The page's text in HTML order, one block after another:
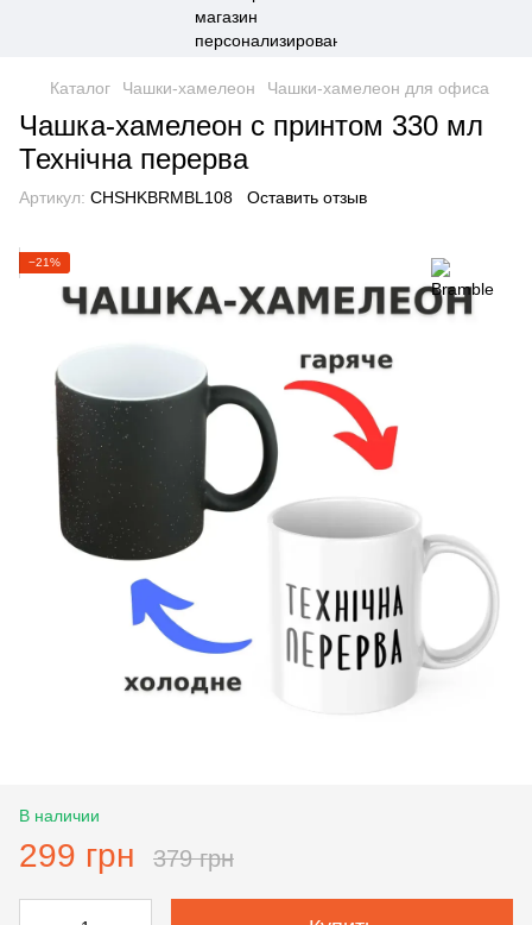
Каталог Чашки-хамелеон Чашки-хамелеон для офиса
Чашка-хамелеон с принтом 330 мл
Технічна перерва
Артикул: CHSHKBRMBL108 Оставить отзыв
−21%
В наличии
299 грн 379 грн